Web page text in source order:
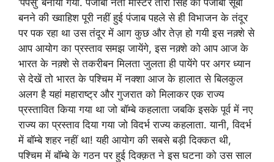
‘पेपसु’ बनाया गया. पंजाबी नेता मास्टर तारा सिंह की पंजाबी सूबा
बनने की ख्वाहिश पूरी नहीं हुई पंजाब पहले से ही विभाजन के तंदूर
पर पक रहा था उस तंदूर में आग कुछ और तेज़ हो गयी इस नक़्शे से
आप आयोग का प्रस्ताव समझ जायेंगे, इस नक़्शे को आप आज के
भारत के नक़्शे से तकरीबन मिलता जुलता ही पायेंगे पर अगर ध्यान
से देखें तो भारत के पश्चिम में नक्शा आज के हालात से बिलकुल
अलग है यहां महाराष्ट्र और गुजरात को मिलाकर एक राज्य
प्रस्तावित किया गया था जो बॉम्बे कहलाता जबकि इसके पूर्व में नए
राज्य का प्रस्ताव दिया गया जो विदर्भ राज्य कहलाता. यानी, विदर्भ
में बॉम्बे शहर नहीं था! यही आयोग की सबसे बड़ी दिक्कत थी,
पश्चिम में बॉम्बे के गठन पर हुई दिक्क़त ने इस घटना को उस साल